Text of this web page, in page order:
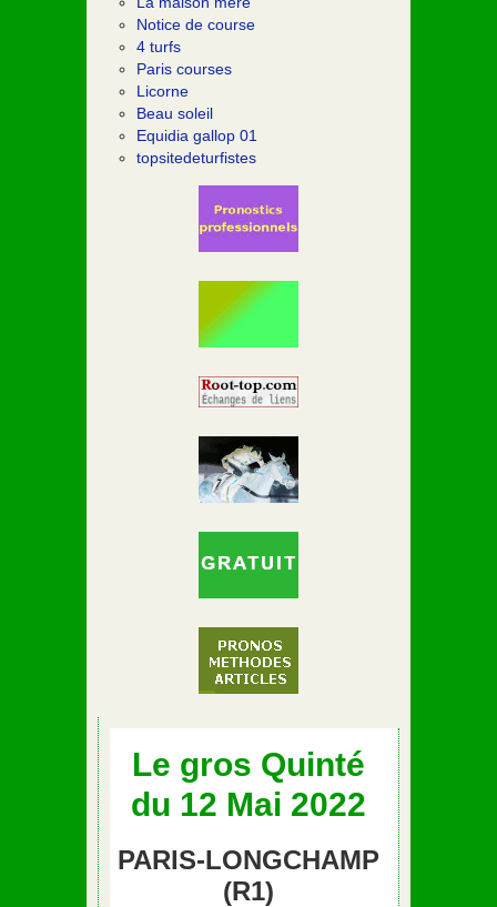
Notice de course
4 turfs
Paris courses
Licorne
Beau soleil
Equidia gallop 01
topsitedeturfistes
Le gros Quinté
du 12 Mai 2022
PARIS-LONGCHAMP
(R1)